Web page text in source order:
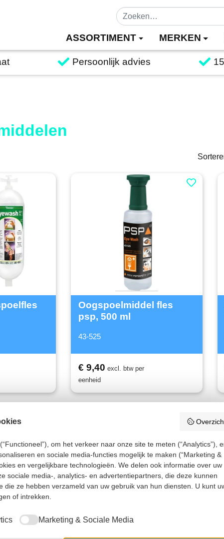
ASSORTIMENT MERKEN
Persoonlijk advies
Oogspoelmiddel fles
psp, 500 ml
43-525
€ 9,40 excl. btw per
eenheid
om het verkeer naar onze site te meten (“Analytics”),
en sociale media-functies mogelijk te maken (“Marketing &
en vergelijkbare technologieën. We delen ook informatie over uw
sociale media-, analytics- en advertentiepartners, die deze kunnen
die ze hebben verzameld van uw gebruik van hun diensten. U kunt
of intrekken.
Marketing & Sociale Media